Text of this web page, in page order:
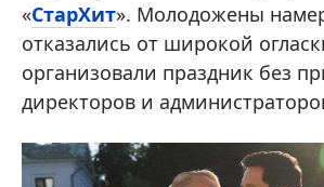
«СтарХит». Молодожены
отказались от широкой
организовали праздник без
директоров и